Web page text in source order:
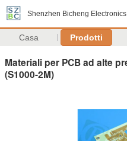
Shenzhen Bicheng
Casa Prodotti
Materiali per PCB ad alte
(S1000-2M)